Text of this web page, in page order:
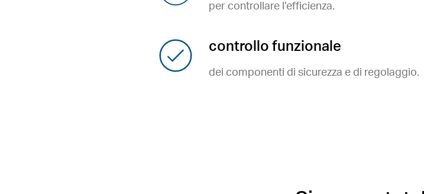
per controllare l’efficienza.
controllo funzionale
dei componenti di sicurezza e di regolaggio.